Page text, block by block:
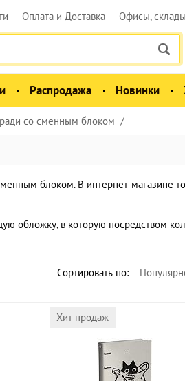
Оплата и Доставка Офисы,
Распродажа Новинки
со сменным блоком
блоком. В интернет-магазине
обложку, в которую посредством
Сортировать по:
Хит продаж